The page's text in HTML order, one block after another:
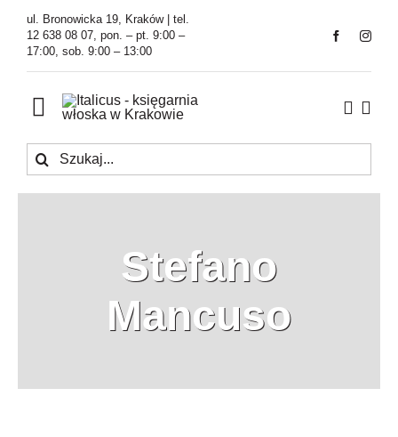
Przejdź
zawartości
ul. Bronowicka 19, Kraków | tel.
12 638 08 07, pon. – pt. 9:00 –
17:00, sob. 9:00 – 13:00
Toggle
Navigation
Księgarnia
Tłumaczenia
Szukaj
Stefano
Mancuso